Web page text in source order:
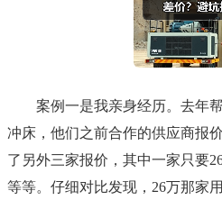
案例一是我亲身经历。去年
冲床，他们之前合作的供应商报
了另外三家报价，其中一家只要
等等。仔细对比发现，26万那家